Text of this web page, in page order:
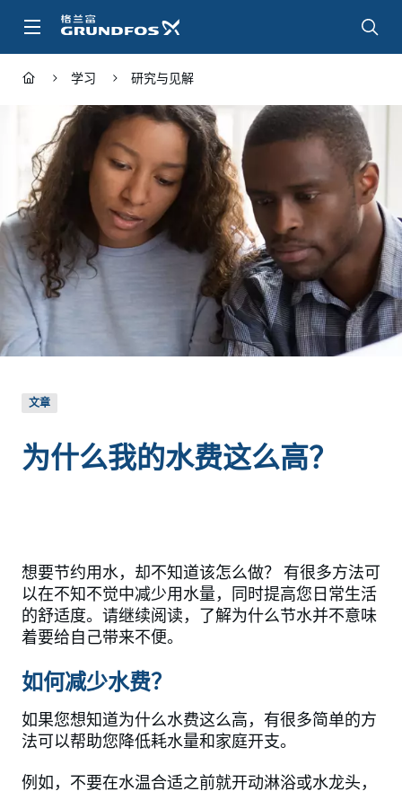
学习 研究与见解
文章
为什么我的水费这么高？
想要节约用水，却不知道该怎么做？ 有很多方法可
以在不知不觉中减少用水量，同时提高您日常生活
的舒适度。请继续阅读，了解为什么节水并不意味
着要给自己带来不便。
如何减少水费？
如果您想知道为什么水费这么高，有很多简单的方
法可以帮助您降低耗水量和家庭开支。
例如，不要在水温合适之前就开动淋浴或水龙头，